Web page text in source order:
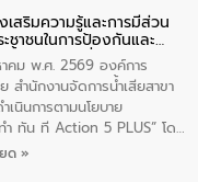
ดชัยนาท โดยมีนายแสงชัย
ทศมนตรีตำบลวัดสิงห์ คณะผู้
ลตำบลวัดสิงห์ ผู้นำชุมชน และ
พื้นที่เทศบาลตำบลวัดสิงก์ที่มี
ยในโครงก่อสร้างศูนย์บริหาร
พน้ำเทศบาลตำบลวัดสิงห์
ให้การต้อนรับ
เสริมความรู้และการมีส่วน
ชาชนในการป้องกันและ
ำเสียอย่างยั่งยืน
คม พ.ศ. 2569 องค์การ
สำนักงานจัดการน้ำเสียสาขา
เนินการตามนโยบาย
ำ ทัน ที Action 5 PLUS” โดย
งเสริมความรู้และการมีส่วน
ยด »